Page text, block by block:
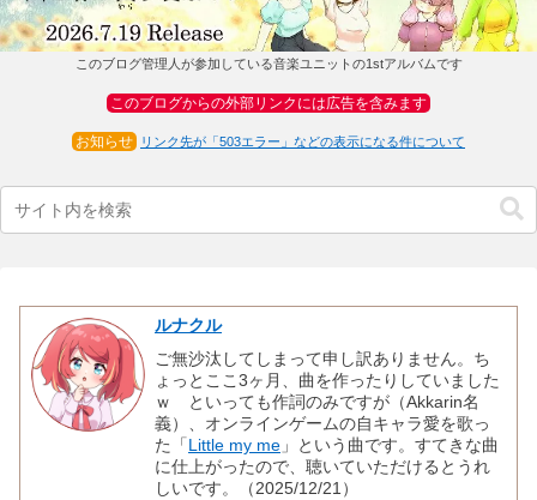
このブログ管理人が参加している音楽ユニットの1stアルバムです
このブログからの外部リンクには広告を含みます
お知らせ リンク先が「503エラー」などの表示になる件について
ルナクル
ご無沙汰してしまって申し訳ありません。ち
ょっとここ3ヶ月、曲を作ったりしていました
ｗ といっても作詞のみですが（Akkarin名
義）、オンラインゲームの自キャラ愛を歌っ
た「Little my me 」という曲です。すてきな曲
に仕上がったので、聴いていただけるとうれ
しいです。（2025/12/21）